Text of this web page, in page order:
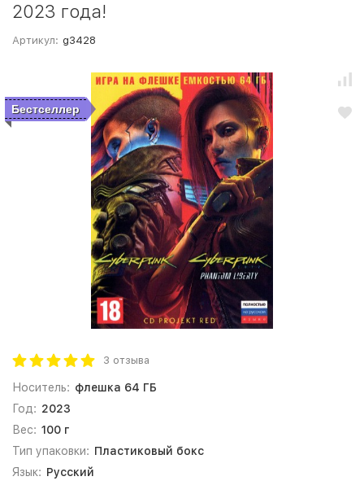
2023 года!
Артикул: g3428
Бестселлер
3 отзыва
Носитель: флешка 64 ГБ
Год: 2023
Вес: 100 г
Тип упаковки: Пластиковый бокс
Язык: Русский